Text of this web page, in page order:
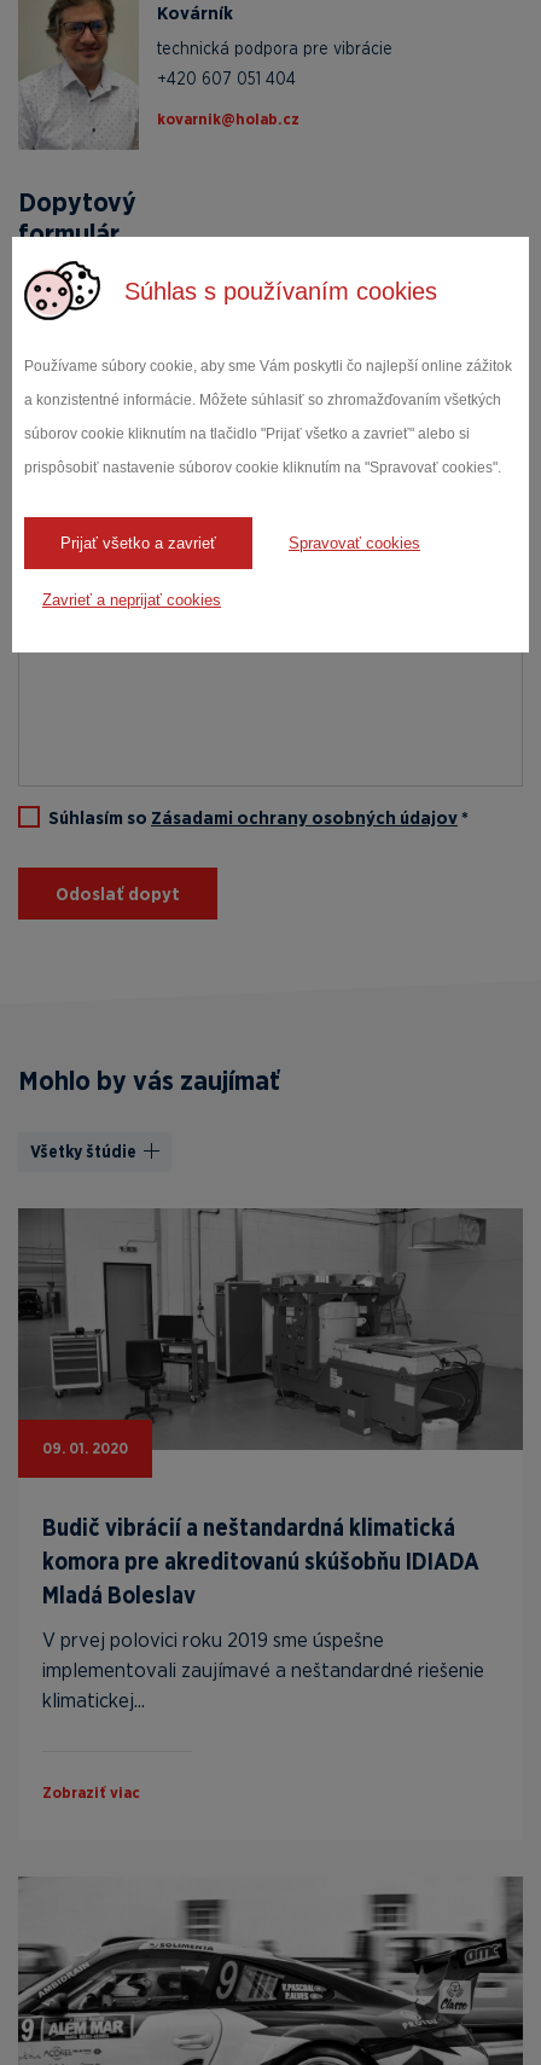
Súhlas s používaním cookies
Používame súbory cookie, aby sme Vám poskytli čo najlepší online zážitok
a konzistentné informácie. Môžete súhlasiť so zhromažďovaním všetkých
súborov cookie kliknutím na tlačidlo "Prijať všetko a zavrieť" alebo si
prispôsobiť nastavenie súborov cookie kliknutím na "Spravovať cookies".
Prijať všetko a zavrieť Spravovať cookies
Zavrieť a neprijať cookies
Kovárník
technická podpora pre vibrácie
+420 607 051 404
zc.baloh@kinravok
Dopytový
formulár
MENO A PRIEZVISKO *
E-MAIL *
SPRÁVA *
Súhlasím so Zásadami ochrany osobných údajov *
Odoslať dopyt
Mohlo by vás zaujímať
Všetky štúdie
09. 01. 2020
Budič vibrácií a neštandardná klimatická
komora pre akreditovanú skúšobňu IDIADA
Mladá Boleslav
V prvej polovici roku 2019 sme úspešne
implementovali zaujímavé a neštandardné riešenie
klimatickej...
Zobraziť viac